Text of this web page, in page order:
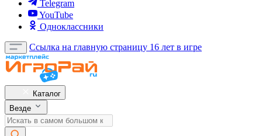
Telegram
YouTube
Одноклассники
Ссылка на главную страницу 16 лет в игре
Каталог
Везде